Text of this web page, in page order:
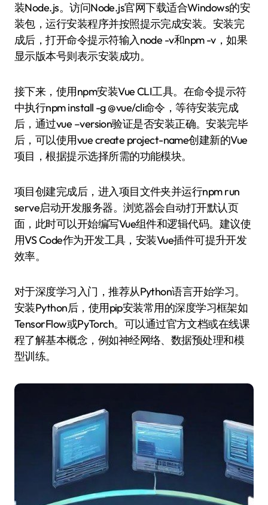
装Node.js。访问Node.js官网下载适合Windows的安
装包，运行安装程序并按照提示完成安装。安装完
成后，打开命令提示符输入node -v和npm -v，如果
显示版本号则表示安装成功。
接下来，使用npm安装Vue CLI工具。在命令提示符
中执行npm install -g @vue/cli命令，等待安装完成
后，通过vue –version验证是否安装正确。安装完毕
后，可以使用vue create project-name创建新的Vue
项目，根据提示选择所需的功能模块。
项目创建完成后，进入项目文件夹并运行npm run
serve启动开发服务器。浏览器会自动打开默认页
面，此时可以开始编写Vue组件和逻辑代码。建议使
用VS Code作为开发工具，安装Vue插件可提升开发
效率。
对于深度学习入门，推荐从Python语言开始学习。
安装Python后，使用pip安装常用的深度学习框架如
TensorFlow或PyTorch。可以通过官方文档或在线课
程了解基本概念，例如神经网络、数据预处理和模
型训练。